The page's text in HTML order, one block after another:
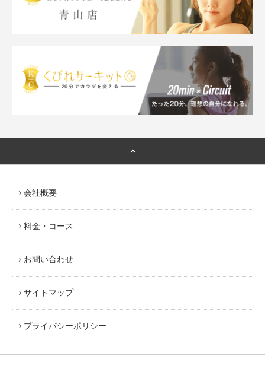
会社概要
料金・コース
お問い合わせ
サイトマップ
プライバシーポリシー